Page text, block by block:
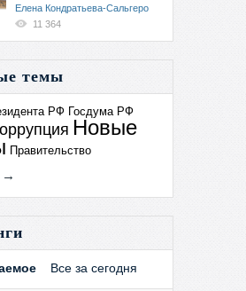
Елена Кондратьева-Сальгеро
11 364
темы
РФ Госдума РФ
Новые
Правительство
→
Все за сегодня